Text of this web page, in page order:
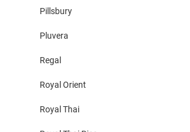
Pillsbury
Pluvera
Regal
Royal Orient
Royal Thai